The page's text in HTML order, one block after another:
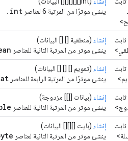
ينشئ موترًا من المرتبة 6 لعناصر
int
ثابت
إنشاء (منطقية [] [] البيانات)
ينشئ موتر من المرتبة الثانية للعناصر
ثابت
إنشاء (تعويم [] [] [] البيانات)
ينشئ موترًا من المرتبة الرابعة للعناصر
ثابت
إنشاء (بيانات [[]] مزدوجة)
ينشئ موتر من المرتبة الثانية للعناصر
ثابت
إنشاء (بايت [][][] البيانات)
ينشئ موتر من المرتبة الثانية لعناصر